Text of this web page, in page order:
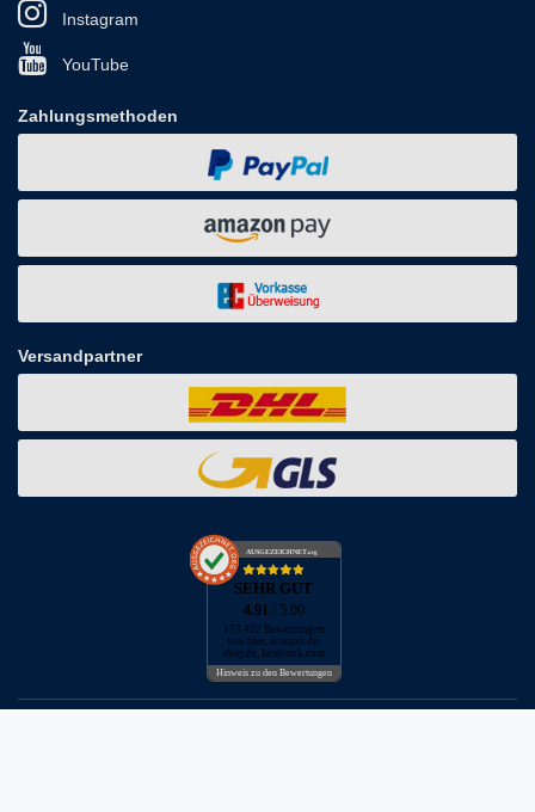
Instagram
YouTube
Zahlungsmethoden
Versandpartner
AUSGEZEICHNET.org
SEHR GUT
4.91 / 5.00
173.452 Bewertungen
von hier, amazon.de,
ebay.de, facebook.com
Hinweis zu den Bewertungen